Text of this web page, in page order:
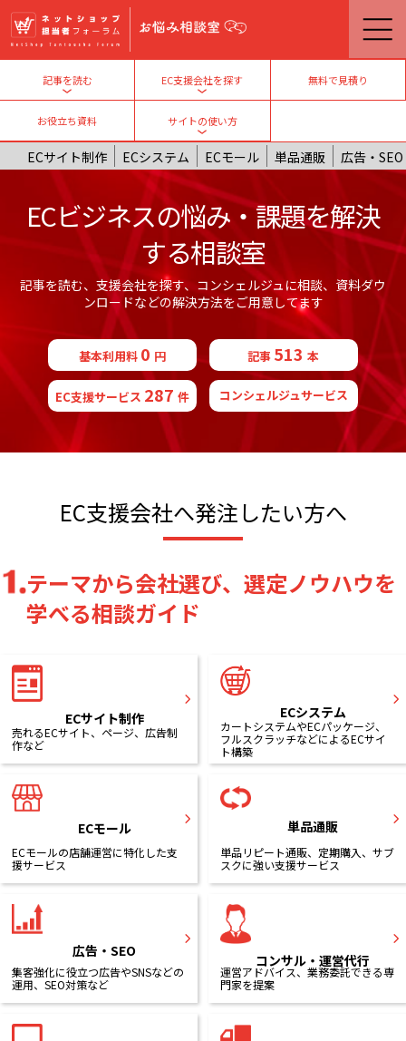
メインコンテンツに移動
記事を読む
Toggle submenu
EC支援会社を探す
Toggle submenu
無料で見積り
お役立ち資料
サイトの使い方
Toggle submenu
ECサイト制作 ECシステム ECモール 単品通販 広告・SEO
ECビジネスの悩み・課題を解決
する相談室
記事を読む、支援会社を探す、コンシェルジュに相談、資料ダウ
ンロードなどの解決方法をご用意してます
基本利用料 0 円 記事 513本
EC支援サービス 287件 コンシェルジュサービス
EC支援会社へ発注したい方へ
テーマから会社選び、選定ノウハウを
学べる相談ガイド
ECサイト制作
売れるECサイト、ページ、広告制
作など
ECシステム
カートシステムやECパッケージ、
フルスクラッチなどによるECサイ
ト構築
ECモール
ECモールの店舗運営に特化した支
援サービス
単品通販
単品リピート通販、定期購入、サブ
スクに強い支援サービス
広告・SEO
集客強化に役立つ広告やSNSなどの
運用、SEO対策など
コンサル・運営代行
運営アドバイス、業務委託できる専
門家を提案